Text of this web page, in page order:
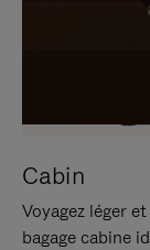
Cabin
Voyagez léger
bagage cabine